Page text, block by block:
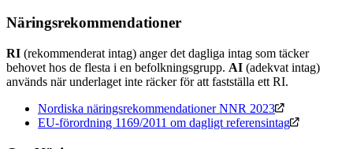
Näringsrekommendationer
RI (rekommenderat intag) anger det dagliga intag som täcker
behovet hos de flesta i en befolkningsgrupp. AI (adekvat intag)
används när underlaget inte räcker för att fastställa ett RI.
Nordiska näringsrekommendationer NNR 2023
EU-förordning 1169/2011 om dagligt referensintag